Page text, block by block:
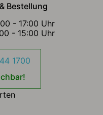
Bestellung
- 17:00 Uhr
- 15:00 Uhr
1700